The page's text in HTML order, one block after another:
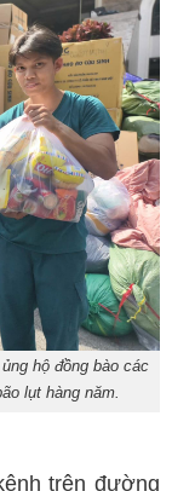
hộ đồng bào các
lụt hàng năm.
trên đường